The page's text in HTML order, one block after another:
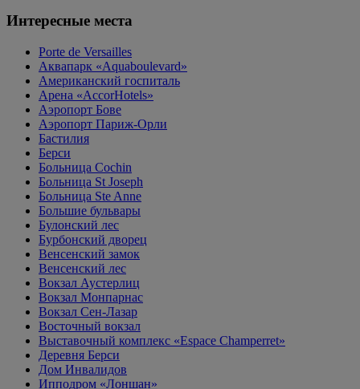
Интересные места
Porte de Versailles
Аквапарк «Aquaboulevard»
Американский госпиталь
Арена «AccorHotels»
Аэропорт Бове
Аэропорт Париж-Орли
Бастилия
Берси
Больница Cochin
Больница St Joseph
Больница Ste Anne
Большие бульвары
Булонский лес
Бурбонский дворец
Венсенский замок
Венсенский лес
Вокзал Аустерлиц
Вокзал Монпарнас
Вокзал Сен-Лазар
Восточный вокзал
Выставочный комплекс «Espace Champerret»
Деревня Берси
Дом Инвалидов
Ипподром «Лоншан»